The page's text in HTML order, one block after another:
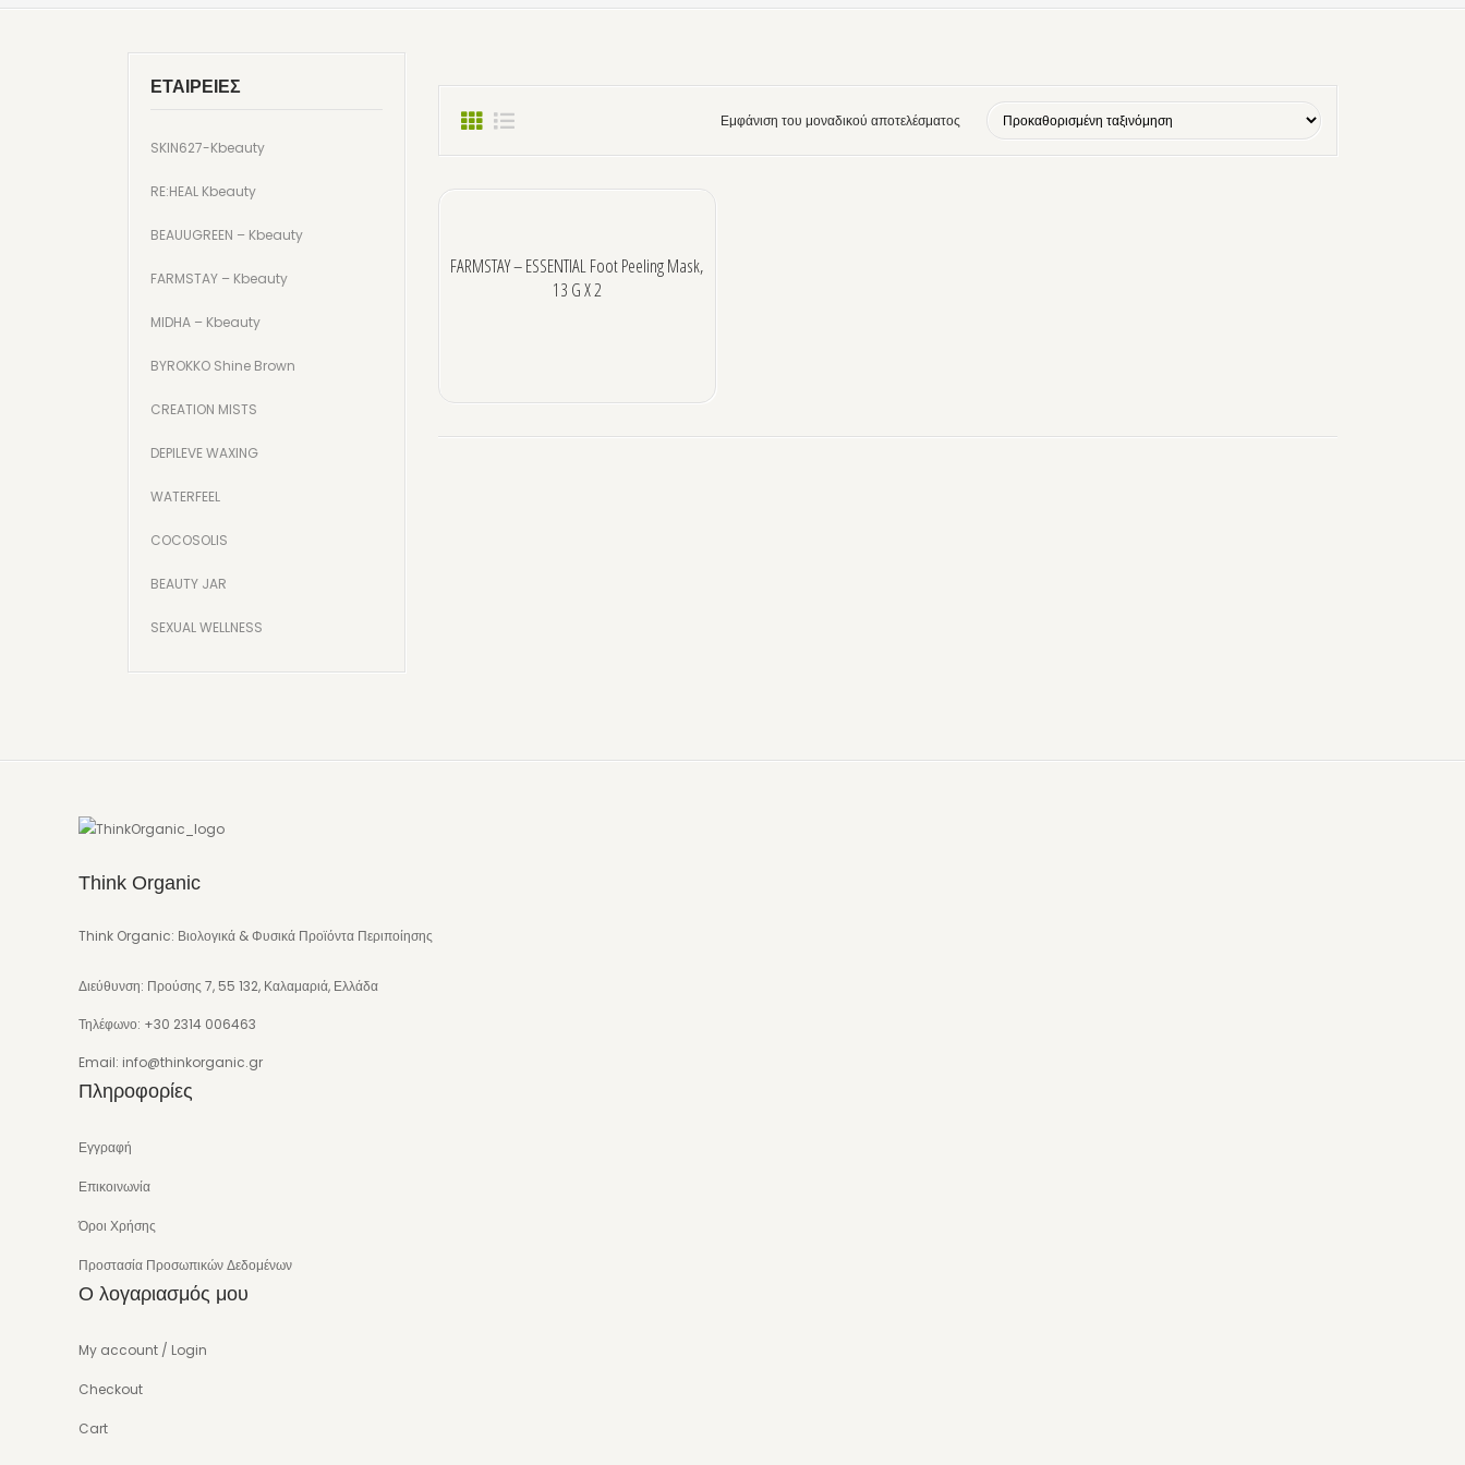
ΕΤΑΙΡΕΙΕΣ
SKIN627-Kbeauty
RE:HEAL Kbeauty
BEAUUGREEN – Kbeauty
FARMSTAY – Kbeauty
MIDHA – Kbeauty
BYROKKO Shine Brown
CREATION MISTS
DEPILEVE WAXING
WATERFEEL
COCOSOLIS
BEAUTY JAR
SEXUAL WELLNESS
Εμφάνιση του μοναδικού αποτελέσματος
FARMSTAY – ESSENTIAL Foot Peeling Mask,
13 G X 2
Think Organic
Think Organic: Βιολογικά & Φυσικά Προϊόντα Περιποίησης
Διεύθυνση: Προύσης 7, 55 132, Καλαμαριά, Ελλάδα
Τηλέφωνο: +30 2314 006463
Email: info@thinkorganic.gr
Πληροφορίες
Εγγραφή
Επικοινωνία
Όροι Χρήσης
Προστασία Προσωπικών Δεδομένων
Ο λογαριασμός μου
My account / Login
Checkout
Cart